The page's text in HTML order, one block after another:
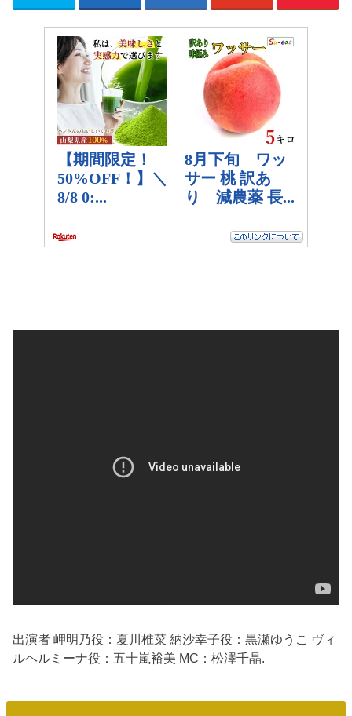
出演者 岬明乃役：夏川椎菜 納沙幸子役：黒瀬ゆうこ ヴィ
ルヘルミーナ役：五十嵐裕美 MC：松澤千晶.